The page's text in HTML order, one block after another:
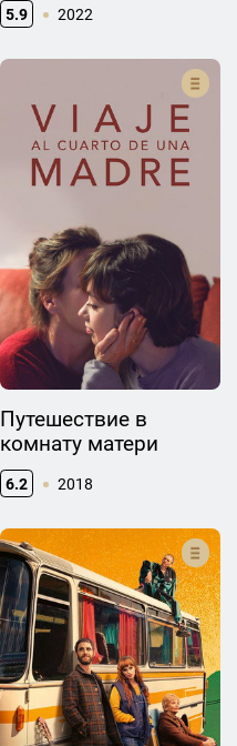
5.9 2022
Путешествие в
комнату матери
6.2 2018